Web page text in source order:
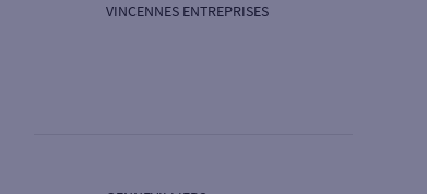
VINCENNES ENTREPRISES